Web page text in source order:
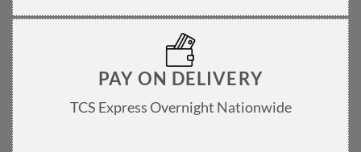
PAY ON DELIVERY
TCS Express Overnight Nationwide